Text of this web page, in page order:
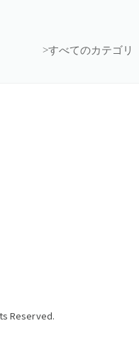
>すべてのカテゴリ
Reserved.